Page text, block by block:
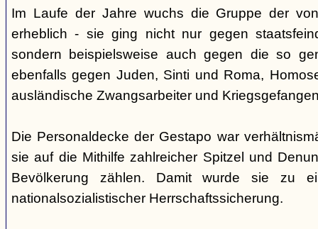
Im Laufe der Jahre wuchs die Gruppe der
erheblich - sie ging nicht nur gegen
sondern beispielsweise auch gegen die so
ebenfalls gegen Juden, Sinti und Roma,
ausländische Zwangsarbeiter und
Die Personaldecke der Gestapo war
sie auf die Mithilfe zahlreicher Spitzel und
Bevölkerung zählen. Damit wurde sie zu
nationalsozialistischer Herrschaftssicherung.